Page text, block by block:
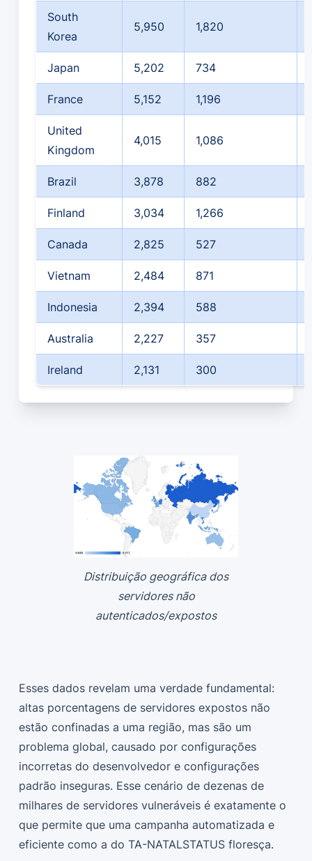
South
Korea
5,950 1,820
Japan 5,202 734
France 5,152 1,196
United
Kingdom
4,015 1,086
Brazil 3,878 882
Finland 3,034 1,266
Canada 2,825 527
Vietnam 2,484 871
Indonesia 2,394 588
Australia 2,227 357
Ireland 2,131 300
Distribuição geográfica dos
servidores não
autenticados/expostos
Esses dados revelam uma verdade fundamental:
altas porcentagens de servidores expostos não
estão confinadas a uma região, mas são um
problema global, causado por configurações
incorretas do desenvolvedor e configurações
padrão inseguras. Esse cenário de dezenas de
milhares de servidores vulneráveis é exatamente o
que permite que uma campanha automatizada e
eficiente como a do TA-NATALSTATUS floresça.